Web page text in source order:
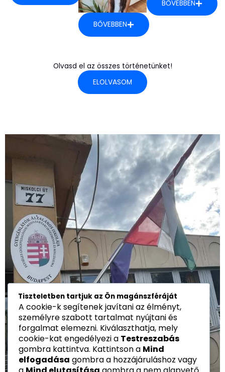
BŐVEBBEN
BŐVEBBEN
Olvasd el az összes történetünket!
ELOLVASOM
Tiszteletben tartjuk az Ön magánszféráját
A cookie-k segítenek javítani az élményt,
személyre szabott tartalmat nyújtani és
forgalmat elemezni. Kiválaszthatja, mely
cookie-kat engedélyezi a Testreszabás
gombra kattintva. Kattintson a Mind
elfogadása gombra a hozzájáruláshoz vagy